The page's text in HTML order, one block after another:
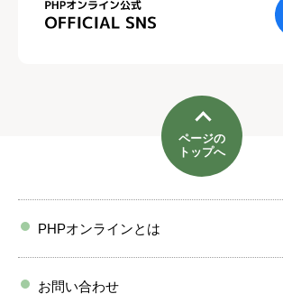
ページの
トップへ
PHPオンラインとは
お問い合わせ